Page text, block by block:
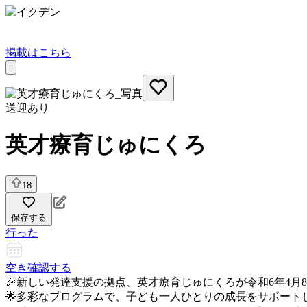
掲載はこちら
送迎あり
英才療育じゅにくろ
18
保存する
行った
空き確認する
🎉新しい発達支援の拠点、英才療育じゅにくろが令和6年4月
🌟多彩なプログラムで、子ども一人ひとりの成長をサポート